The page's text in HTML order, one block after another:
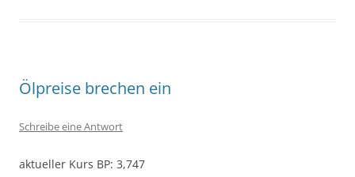
Ölpreise brechen ein
Schreibe eine Antwort
aktueller Kurs BP: 3,747